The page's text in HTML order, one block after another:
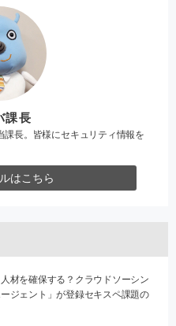
課長
課長。皆様にセキュリティ情報を
はこちら
材を確保する？クラウドソーシン
ジェント」が登録セキスペ課題の